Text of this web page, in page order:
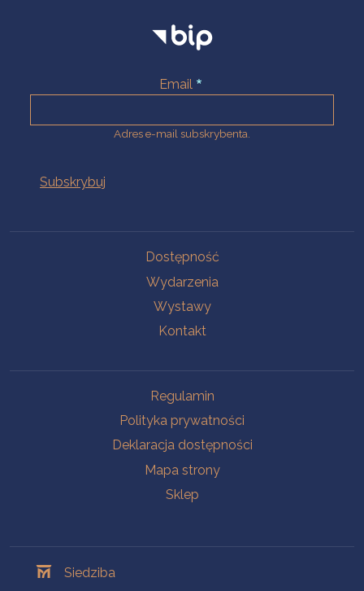
Email
Adres e-mail subskrybenta.
Dostępność
Wydarzenia
Wystawy
Kontakt
Regulamin
Polityka prywatności
Deklaracja dostępności
Mapa strony
Sklep
Siedziba